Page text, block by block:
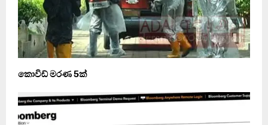
කොවිඩ් මරණ 5ක්